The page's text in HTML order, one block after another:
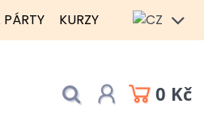
KURZY
0 Kč